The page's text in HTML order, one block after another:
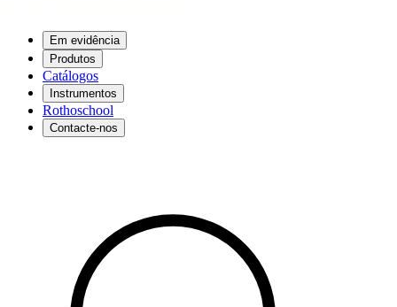
Em evidência
Produtos
Catálogos
Instrumentos
Rothoschool
Contacte-nos